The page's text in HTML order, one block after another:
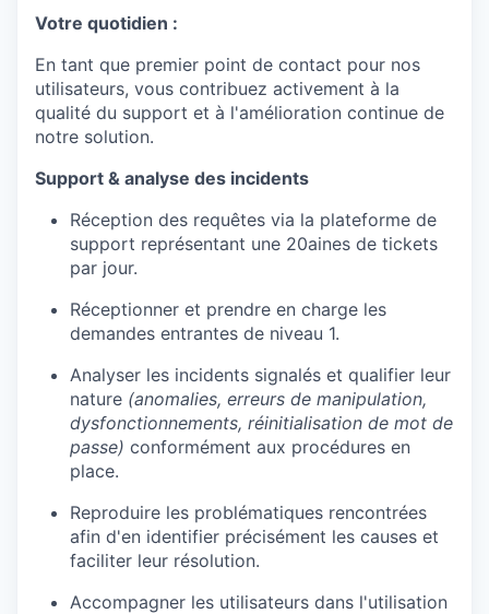
Votre quotidien :
En tant que premier point de contact pour nos
utilisateurs, vous contribuez activement à la
qualité du support et à l'amélioration continue de
notre solution.
Support & analyse des incidents
Réception des requêtes via la plateforme de
support représentant une 20aines de tickets
par jour.
Réceptionner et prendre en charge les
demandes entrantes de niveau 1.
Analyser les incidents signalés et qualifier leur
nature (anomalies, erreurs de manipulation,
dysfonctionnements, réinitialisation de mot de
passe) conformément aux procédures en
place.
Reproduire les problématiques rencontrées
afin d'en identifier précisément les causes et
faciliter leur résolution.
Accompagner les utilisateurs dans l'utilisation